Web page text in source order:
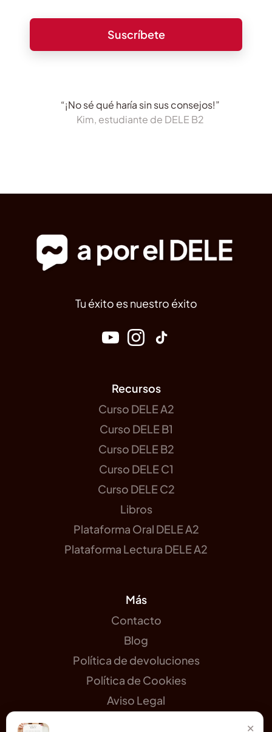
“¡No sé qué haría sin sus consejos!”
Kim, estudiante de DELE B2
Tu éxito es nuestro éxito
Recursos
Curso DELE A2
Curso DELE B1
Curso DELE B2
Curso DELE C1
Curso DELE C2
Libros
Plataforma Oral DELE A2
Plataforma Lectura DELE A2
Más
Contacto
Blog
Política de devoluciones
Política de Cookies
Aviso Legal
×